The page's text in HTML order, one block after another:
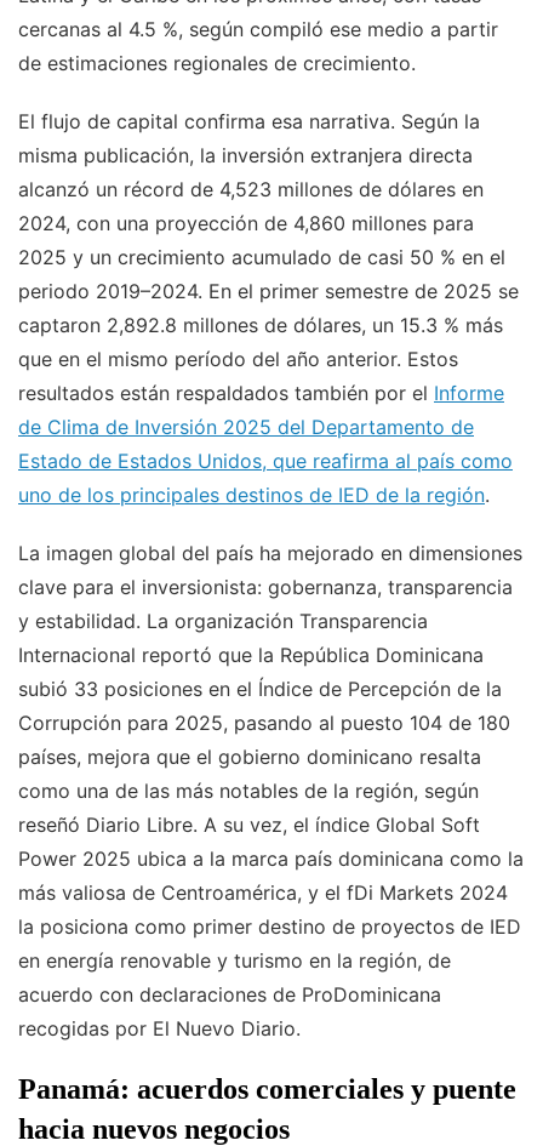
cercanas al 4.5 %, según compiló ese medio a partir
de estimaciones regionales de crecimiento.
El flujo de capital confirma esa narrativa. Según la
misma publicación, la inversión extranjera directa
alcanzó un récord de 4,523 millones de dólares en
2024, con una proyección de 4,860 millones para
2025 y un crecimiento acumulado de casi 50 % en el
periodo 2019–2024. En el primer semestre de 2025 se
captaron 2,892.8 millones de dólares, un 15.3 % más
que en el mismo período del año anterior. Estos
resultados están respaldados también por el Informe
de Clima de Inversión 2025 del Departamento de
Estado de Estados Unidos, que reafirma al país como
uno de los principales destinos de IED de la región.
La imagen global del país ha mejorado en dimensiones
clave para el inversionista: gobernanza, transparencia
y estabilidad. La organización Transparencia
Internacional reportó que la República Dominicana
subió 33 posiciones en el Índice de Percepción de la
Corrupción para 2025, pasando al puesto 104 de 180
países, mejora que el gobierno dominicano resalta
como una de las más notables de la región, según
reseñó Diario Libre. A su vez, el índice Global Soft
Power 2025 ubica a la marca país dominicana como la
más valiosa de Centroamérica, y el fDi Markets 2024
la posiciona como primer destino de proyectos de IED
en energía renovable y turismo en la región, de
acuerdo con declaraciones de ProDominicana
recogidas por El Nuevo Diario.
Panamá: acuerdos comerciales y puente
hacia nuevos negocios